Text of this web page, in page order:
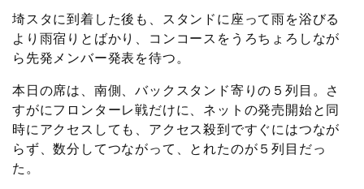
埼スタに到着した後も、スタンドに座って雨を浴びる
より雨宿りとばかり、コンコースをうろちょろしなが
ら先発メンバー発表を待つ。
本日の席は、南側、バックスタンド寄りの５列目。さ
すがにフロンターレ戦だけに、ネットの発売開始と同
時にアクセスしても、アクセス殺到ですぐにはつなが
らず、数分してつながって、とれたのが５列目だっ
た。